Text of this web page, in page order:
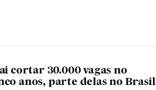
cortar 30.000 vagas no
anos, parte delas no Brasil